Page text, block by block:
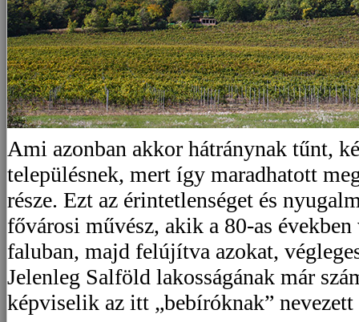
Ami azonban akkor hátránynak tűnt,
településnek, mert így maradhatott
része. Ezt az érintetlenséget és
fővárosi művész, akik a 80-as
faluban, majd felújítva azokat,
Jelenleg Salföld lakosságának már
képviselik az itt „bebíróknak”